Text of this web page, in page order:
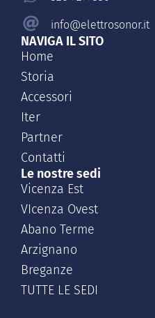
info@elettrosonor.it
NAVIGA IL SITO
Home
Storia
Accessori
Iter
Partner
Contatti
Le nostre sedi
Vicenza Est
VIcenza Ovest
Abano Terme
Arzignano
Breganze
TUTTE LE SEDI